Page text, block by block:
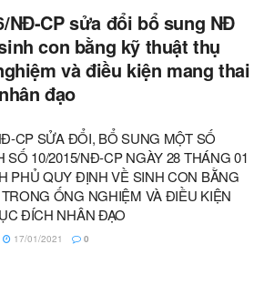
NĐ-CP sửa đổi bổ sung NĐ
con bằng kỹ thuật thụ
và điều kiện mang thai
đạo
CP SỬA ĐỔI, BỔ SUNG MỘT SỐ
10/2015/NĐ-CP NGÀY 28 THÁNG 01
PHỦ QUY ĐỊNH VỀ SINH CON BẰNG
ỐNG NGHIỆM VÀ ĐIỀU KIỆN
ĐÍCH NHÂN ĐẠO
17/01/2021 0